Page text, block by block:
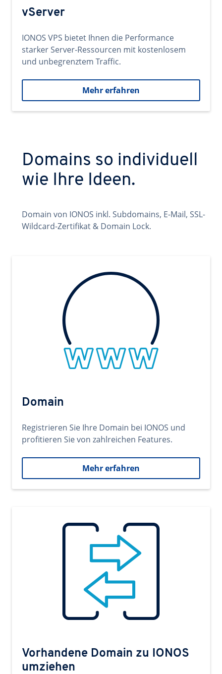
vServer
IONOS VPS bietet Ihnen die Performance
starker Server-Ressourcen mit kostenlosem
und unbegrenztem Traffic.
Mehr erfahren
Domains so individuell
wie Ihre Ideen.
Domain von IONOS inkl. Subdomains, E-Mail, SSL-
Wildcard-Zertifikat & Domain Lock.
Domain
Registrieren Sie Ihre Domain bei IONOS und
profitieren Sie von zahlreichen Features.
Mehr erfahren
Vorhandene Domain zu IONOS
umziehen